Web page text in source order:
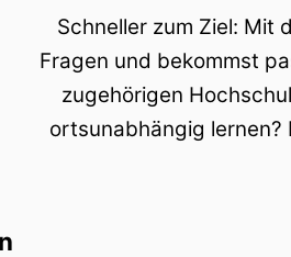
Schneller zum Ziel: Mit
Fragen und bekommst
zugehörigen
ortsunabhängig lernen?